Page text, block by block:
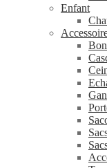
Enfant